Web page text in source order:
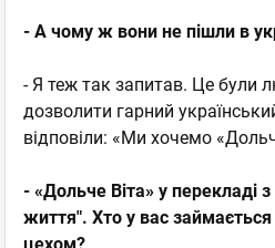
- А чому ж вони не пішли в
- Я теж так запитав. Це були
дозволити гарний
відповіли: «Ми хочемо
- «Дольче Віта» у перекладі з
життя". Хто у вас